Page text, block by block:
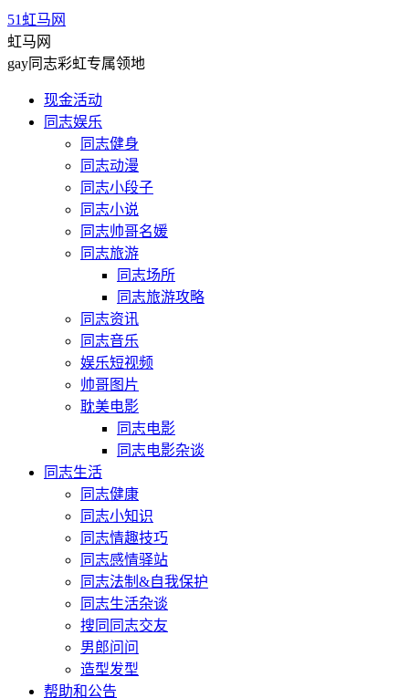
51虹马网
虹马网
gay同志彩虹专属领地
现金活动
同志娱乐
同志健身
同志动漫
同志小段子
同志小说
同志帅哥名媛
同志旅游
同志场所
同志旅游攻略
同志资讯
同志音乐
娱乐短视频
帅哥图片
耽美电影
同志电影
同志电影杂谈
同志生活
同志健康
同志小知识
同志情趣技巧
同志感情驿站
同志法制&自我保护
同志生活杂谈
搜同同志交友
男郎问问
造型发型
帮助和公告